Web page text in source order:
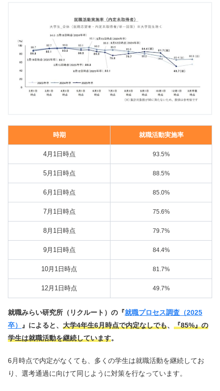
時期 就職活動実施率
4月1日時点 93.5%
5月1日時点 88.5%
6月1日時点 85.0%
7月1日時点 75.6%
8月1日時点 79.7%
9月1日時点 84.4%
10月1日時点 81.7%
12月1日時点 49.7%
就職みらい研究所（リクルート）の『就職プロセス調査（2025
卒）
』によると、 大学4年生6月時点で内定なしでも、 『85%』の
学生は就職活動を継続しています。
6月時点で内定がなくても、多くの学生は就職活動を継続してお
り、選考通過に向けて同じように対策を行なっています。